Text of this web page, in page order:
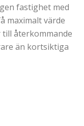
fastighet med
maximalt värde
återkommande
än kortsiktiga